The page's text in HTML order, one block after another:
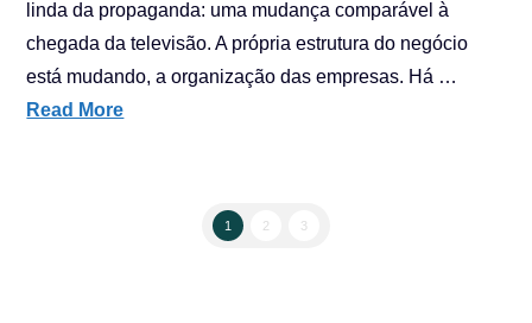
linda da propaganda: uma mudança comparável à
chegada da televisão. A própria estrutura do negócio
está mudando, a organização das empresas. Há …
Read More
1 2 3